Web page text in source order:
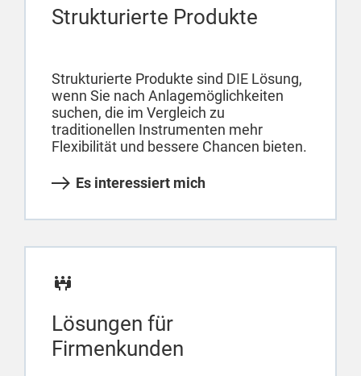
Strukturierte Produkte
Strukturierte Produkte sind DIE Lösung,
wenn Sie nach Anlagemöglichkeiten
suchen, die im Vergleich zu
traditionellen Instrumenten mehr
Flexibilität und bessere Chancen bieten.
Es interessiert mich
Lösungen für
Firmenkunden